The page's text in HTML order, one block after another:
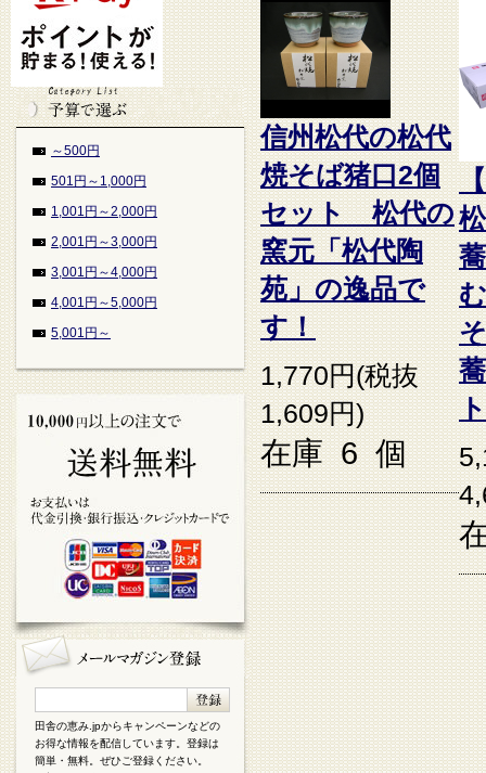
～500円
501円～1,000円
1,001円～2,000円
2,001円～3,000円
3,001円～4,000円
4,001円～5,000円
5,001円～
田舎の恵み.jpからキャンペーンなどの
お得な情報を配信しています。登録は
簡単・無料。ぜひご登録ください。
信州松代の松代
焼そば猪口2個
セット 松代の
窯元「松代陶
苑」の逸品で
す！
1,770円(税抜
1,609円)
在庫 6 個
ト